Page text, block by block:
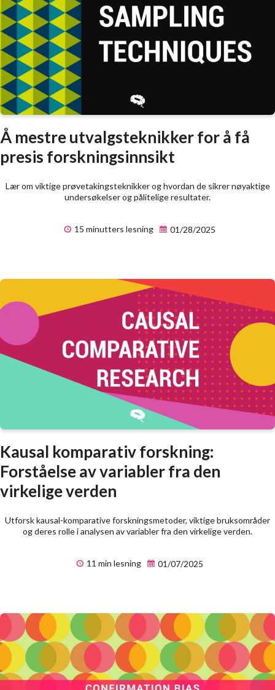
Å mestre utvalgsteknikker for å få
presis forskningsinnsikt
Lær om viktige prøvetakingsteknikker og hvordan de sikrer nøyaktige
undersøkelser og pålitelige resultater.
15 minutters lesning 01/28/2025
Kausal komparativ forskning:
Forståelse av variabler fra den
virkelige verden
Utforsk kausal-komparative forskningsmetoder, viktige bruksområder
og deres rolle i analysen av variabler fra den virkelige verden.
11 min lesning 01/07/2025